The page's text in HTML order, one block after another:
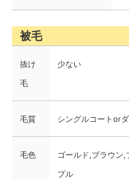
被毛
抜け
毛
少ない
毛質 シングルコートor
毛色
ゴールド,ブラウン,
プル